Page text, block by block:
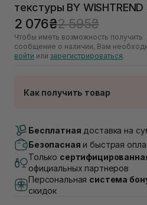
текстуры BY
2 076₴2 595₴
Чтобы иметь возможность получить
сообщение о наличии, Вам
войти или зарегистрироваться.
Как получить товар
Нет в наличии!
Самовывоз г. Луцк,
Самовывоз г. Львов, ул.
1В (Duck's Lake)
Нет в наличии!
Самовывоз Львов (Ивана
Бесплатная доставка на
Безопасная и быстрая
Только
официальных партнеров
Персональная система
скидок